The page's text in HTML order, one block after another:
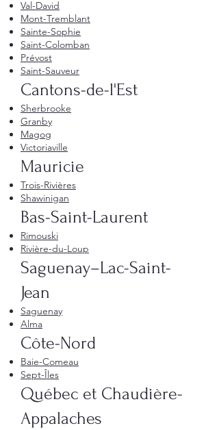
Val-David
Mont-Tremblant
Sainte-Sophie
Saint-Colomban
Prévost
Saint-Sauveur
Cantons-de-l'Est
Sherbrooke
Granby
Magog
Victoriaville
Mauricie
Trois-Rivières
Shawinigan
Bas-Saint-Laurent
Rimouski
Rivière-du-Loup
Saguenay–Lac-Saint-
Jean
Saguenay
Alma
Côte-Nord
Baie-Comeau
Sept-Îles
Québec et Chaudière-
Appalaches